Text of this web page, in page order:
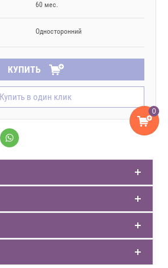
0
60 мес.
Односторонний
КУПИТЬ
Купить в один клик